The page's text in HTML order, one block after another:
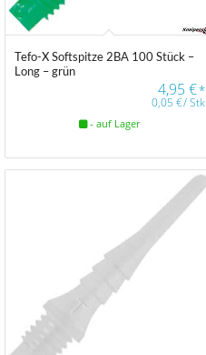
Tefo-X Softspitze 2BA 100 Stück –
Long – grün
4,95€*
0,05€/Stk
- auf Lager